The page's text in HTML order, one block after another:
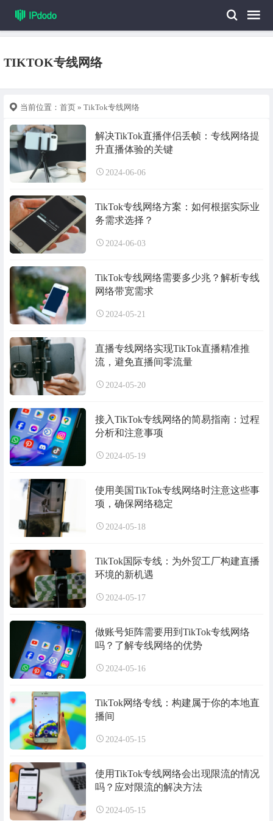
TIKTOK专线网络
当前位置： 首页 » TikTok专线网络
解决TikTok直播伴侣丢帧：专线网络提
升直播体验的关键
2024-06-06
TikTok专线网络方案：如何根据实际业
务需求选择？
2024-06-03
TikTok专线网络需要多少兆？解析专线
网络带宽需求
2024-05-21
直播专线网络实现TikTok直播精准推
流，避免直播间零流量
2024-05-20
接入TikTok专线网络的简易指南：过程
分析和注意事项
2024-05-19
使用美国TikTok专线网络时注意这些事
项，确保网络稳定
2024-05-18
TikTok国际专线：为外贸工厂构建直播
环境的新机遇
2024-05-17
做账号矩阵需要用到TikTok专线网络
吗？了解专线网络的优势
2024-05-16
TikTok网络专线：构建属于你的本地直
播间
2024-05-15
使用TikTok专线网络会出现限流的情况
吗？应对限流的解决方法
2024-05-15